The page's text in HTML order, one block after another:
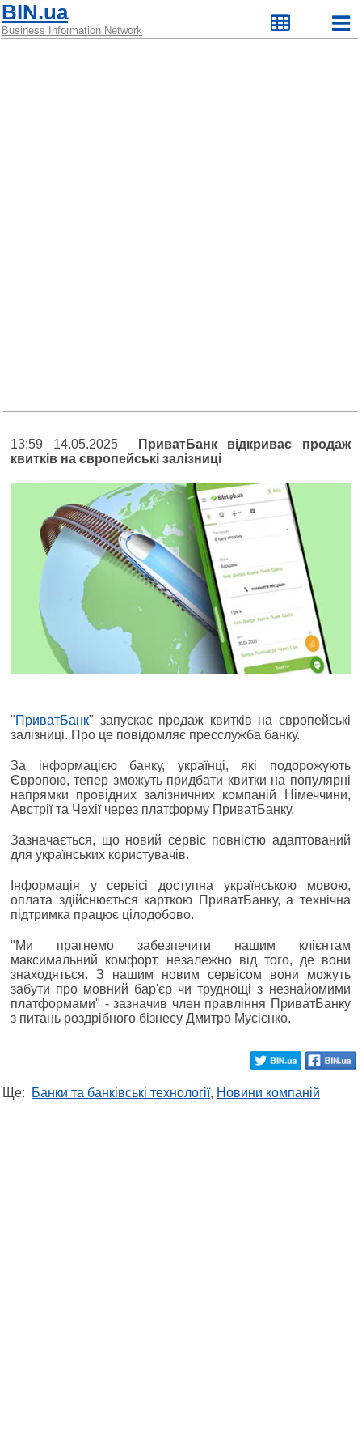
BIN.ua
Business Information Network
13:59 14.05.2025
ПриватБанк відкриває продаж
квитків на європейські залізниці
"ПриватБанк" запускає продаж квитків на європейські
залізниці. Про це повідомляє пресслужба банку.
За інформацією банку, українці, які подорожують
Європою, тепер зможуть придбати квитки на популярні
напрямки провідних залізничних компаній Німеччини,
Австрії та Чехії через платформу ПриватБанку.
Зазначається, що новий сервіс повністю адаптований
для українських користувачів.
Інформація у сервісі доступна українською мовою,
оплата здійснюється карткою ПриватБанку, а технічна
підтримка працює цілодобово.
"Ми прагнемо забезпечити нашим клієнтам
максимальний комфорт, незалежно від того, де вони
знаходяться. З нашим новим сервісом вони можуть
забути про мовний бар'єр чи труднощі з незнайомими
платформами" - зазначив член правління ПриватБанку
з питань роздрібного бізнесу Дмитро Мусієнко.
Ще: Банки та банківські технології, Новини компаній